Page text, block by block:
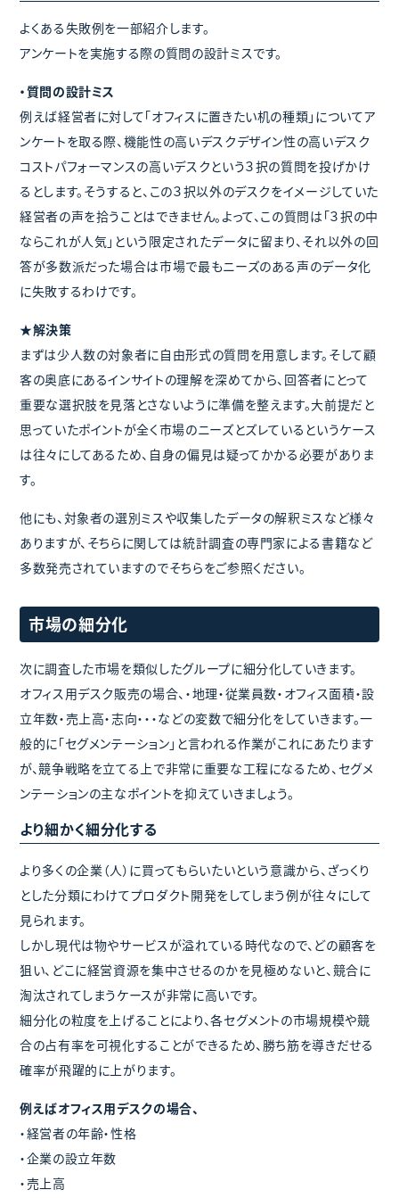
よくある失敗例を一部紹介します。
アンケートを実施する際の質問の設計ミスです。
・質問の設計ミス
例えば経営者に対して「オフィスに置きたい机の種類」についてア
ンケートを取る際、機能性の高いデスクデザイン性の高いデスク
コストパフォーマンスの高いデスクという３択の質問を投げかけ
るとします。そうすると、この３択以外のデスクをイメージしていた
経営者の声を拾うことはできません。よって、この質問は「３択の中
ならこれが人気」という限定されたデータに留まり、それ以外の回
答が多数派だった場合は市場で最もニーズのある声のデータ化
に失敗するわけです。
★解決策
まずは少人数の対象者に自由形式の質問を用意します。そして顧
客の奥底にあるインサイトの理解を深めてから、回答者にとって
重要な選択肢を見落とさないように準備を整えます。大前提だと
思っていたポイントが全く市場のニーズとズレているというケース
は往々にしてあるため、自身の偏見は疑ってかかる必要がありま
す。
他にも、対象者の選別ミスや収集したデータの解釈ミスなど様々
ありますが、そちらに関しては統計調査の専門家による書籍など
多数発売されていますのでそちらをご参照ください。
市場の細分化
次に調査した市場を類似したグループに細分化していきます。
オフィス用デスク販売の場合、・地理・従業員数・オフィス面積・設
立年数・売上高・志向・・・などの変数で細分化をしていきます。一
般的に「セグメンテーション」と言われる作業がこれにあたります
が、競争戦略を立てる上で非常に重要な工程になるため、セグメ
ンテーションの主なポイントを抑えていきましょう。
より細かく細分化する
より多くの企業（人）に買ってもらいたいという意識から、ざっくり
とした分類にわけてプロダクト開発をしてしまう例が往々にして
見られます。
しかし現代は物やサービスが溢れている時代なので、どの顧客を
狙い、どこに経営資源を集中させるのかを見極めないと、競合に
淘汰されてしまうケースが非常に高いです。
細分化の粒度を上げることにより、各セグメントの市場規模や競
合の占有率を可視化することができるため、勝ち筋を導きだせる
確率が飛躍的に上がります。
例えばオフィス用デスクの場合、
・経営者の年齢・性格
・企業の設立年数
・売上高